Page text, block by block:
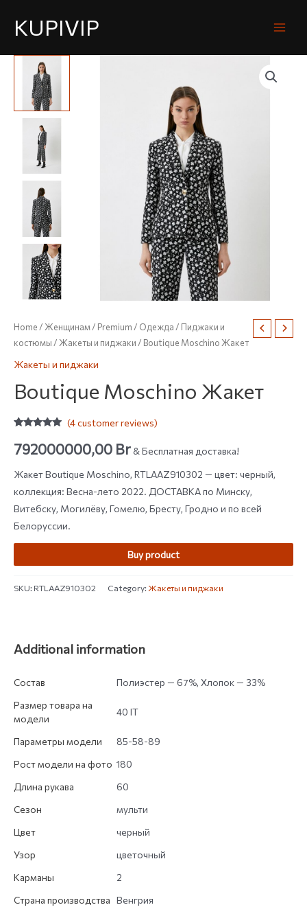
KUPIVIP
Home/Женщинам/ Premium/ Одежда/ Пиджаки и
костюмы/Жакеты и пиджаки/ Boutique Moschino Жакет
Жакеты и пиджаки
Boutique Moschino Жакет
out of 5
based on
ratings
(4customer reviews)
792000000,00 Br& Бесплатная доставка!
Жакет Boutique Moschino, RTLAAZ910302 — цвет: черный,
коллекция: Весна-лето 2022. ДОСТАВКА по Минску,
Витебску, Могилёву, Гомелю, Бресту, Гродно и по всей
Белоруссии.
Buy product
SKU:RTLAAZ910302 Category:Жакеты и пиджаки
Additional information
Состав
Полиэстер — 67%, Хлопок — 33%
Размер товара на
модели
40 IT
Параметры модели
85-58-89
Рост модели на фото 180
Длина рукава
60
Сезон
мульти
Цвет
черный
Узор
цветочный
Карманы
2
Страна производства Венгрия